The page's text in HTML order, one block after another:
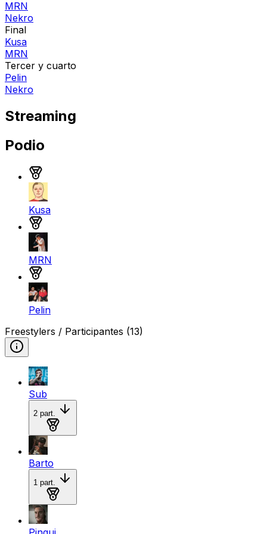
MRN
Nekro
Final
Kusa
MRN
Tercer y cuarto
Pelin
Nekro
Streaming
Podio
Kusa
MRN
Pelin
Freestylers / Participantes (13)
Sub
2 part.
Medalla de bronce
Barto
1 part.
Medalla de bronce